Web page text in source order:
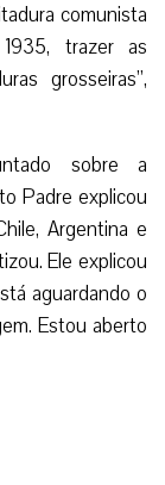
comunista
trazer as
grosseiras”,
sobre a
Padre explicou
Argentina e
Ele explicou
aguardando o
Estou aberto